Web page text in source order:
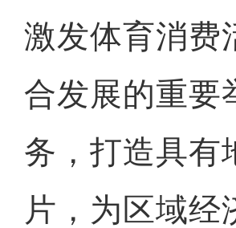
激发体育消费
合发展的重要
务，打造具有
片，为区域经